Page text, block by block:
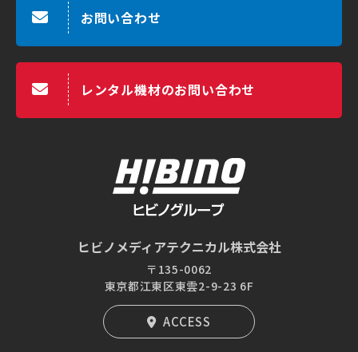
お問い合わせ
レンタル機材のお問い合わせ
ヒビノメディアテクニカル株式会社
〒135-0062
東京都江東区東雲2-9-23 6F
ACCESS